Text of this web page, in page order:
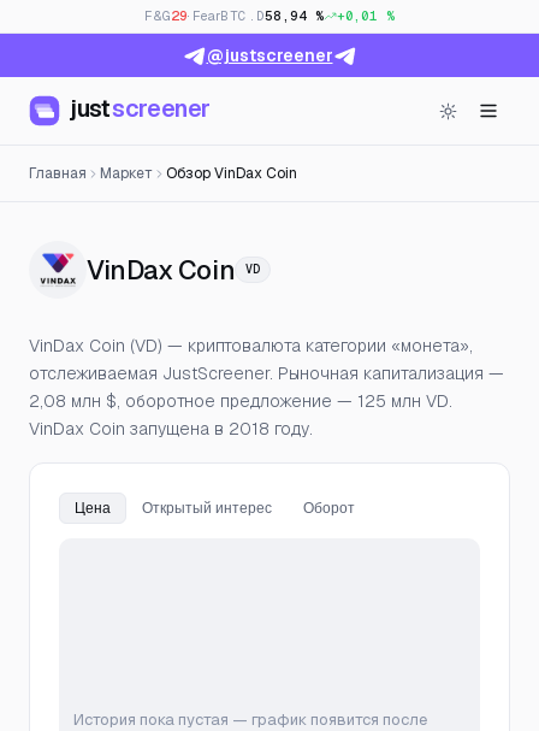
F&G29· FearBTC.D58,94 % +0,01 %
@justscreener
justscreener
Главная Маркет Обзор VinDax Coin
VinDax Coin — Цена, открытый
VD
VinDax Coin (VD) — криптовалюта категории «монета»,
отслеживаемая JustScreener. Рыночная капитализация —
2,08 млн $, оборотное предложение — 125 млн VD.
VinDax Coin запущена в 2018 году.
Цена Открытый интерес Оборот
История пока пустая — график появится после